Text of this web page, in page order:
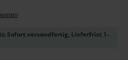
Sofort versandfertig, Lieferfrist 1-